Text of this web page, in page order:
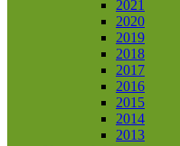
2021
2020
2019
2018
2017
2016
2015
2014
2013